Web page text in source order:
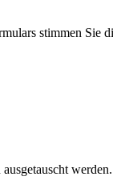
stimmen Sie
werden.